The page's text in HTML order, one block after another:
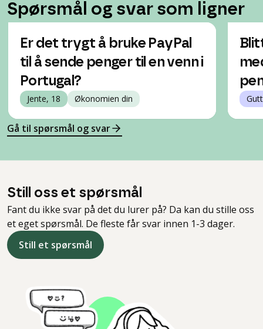
Spørsmål og svar som ligner
Er det trygt å bruke PayPal
til å sende penger til en venn i
Portugal?
Jente, 18 Økonomien din
Gå til spørsmål og svar
Still oss et spørsmål
Fant du ikke svar på det du lurer på? Da kan du stille oss
et eget spørsmål. De fleste får svar innen 1-3 dager.
Still et spørsmål